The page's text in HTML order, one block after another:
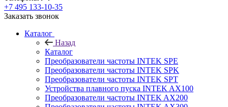
+7 495 133-10-35
Заказать звонок
Каталог
Назад
Каталог
Преобразователи частоты INTEK SPE
Преобразователи частоты INTEK SPK
Преобразователи частоты INTEK SPT
Устройства плавного пуска INTEK AX100
Преобразователи частоты INTEK AX200